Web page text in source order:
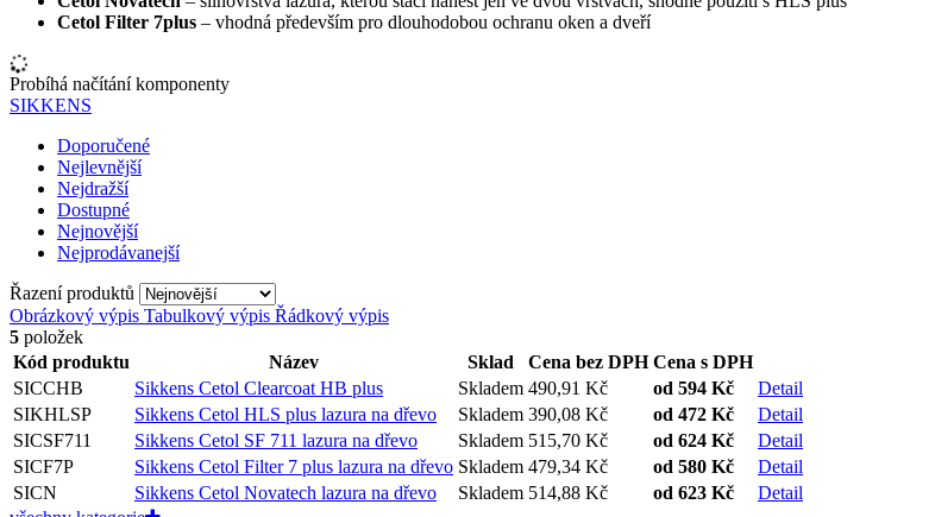
Cetol Filter 7plus – vhodná především pro dlouhodobou ochranu oken a dveří
Probíhá načítání komponenty
SIKKENS
Doporučené
Nejlevnější
Nejdražší
Dostupné
Nejnovější
Nejprodávanejší
Řazení produktů
Obrázkový výpis Tabulkový výpis Řádkový výpis
5 položek
Kód produktu
Název Sklad Cena bez DPH Cena s DPH
SICCHB
Sikkens Cetol Clearcoat HB plus Skladem 490,91 Kč od 594 Kč
Detail
SIKHLSP
Sikkens Cetol HLS plus lazura na dřevo Skladem 390,08 Kč od 472 Kč
Detail
SICSF711
Sikkens Cetol SF 711 lazura na dřevo Skladem 515,70 Kč od 624 Kč
Detail
SICF7P
Sikkens Cetol Filter 7 plus lazura na dřevo Skladem 479,34 Kč od 580 Kč
Detail
SICN
Sikkens Cetol Novatech lazura na dřevo Skladem 514,88 Kč od 623 Kč
Detail